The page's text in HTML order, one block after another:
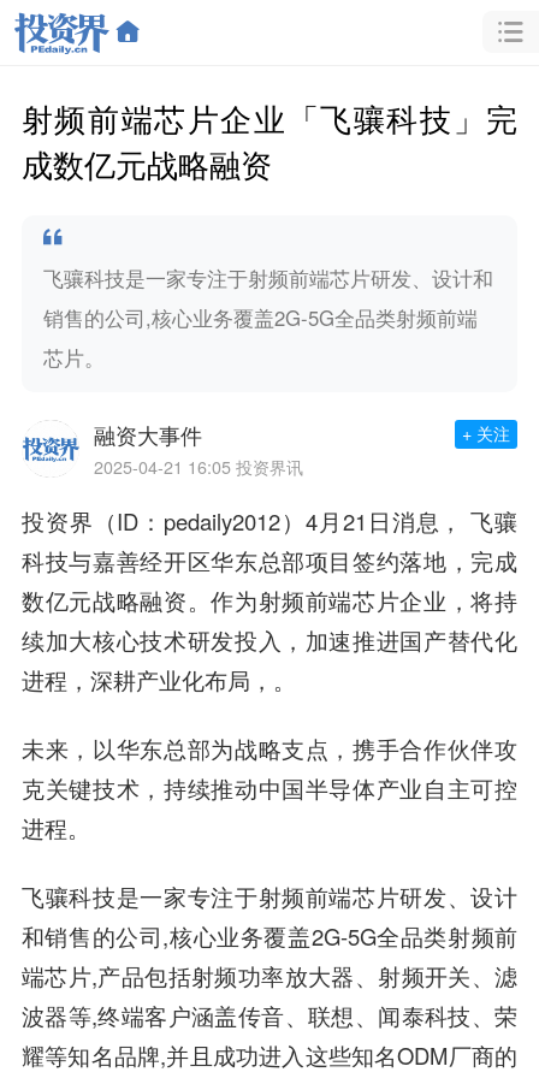
射频前端芯片企业「飞骧科技」完
成数亿元战略融资
飞骧科技是一家专注于射频前端芯片研发、设计和
销售的公司,核心业务覆盖2G-5G全品类射频前端
芯片。
融资大事件
2025-04-21 16:05 投资界讯
+ 关注
投资界（ID：pedaily2012）4月21日消息， 飞骧
科技与嘉善经开区华东总部项目签约落地，完成
数亿元战略融资。作为射频前端芯片企业，将持
续加大核心技术研发投入，加速推进国产替代化
进程，深耕产业化布局，。
未来，以华东总部为战略支点，携手合作伙伴攻
克关键技术，持续推动中国半导体产业自主可控
进程。
飞骧科技是一家专注于射频前端芯片研发、设计
和销售的公司,核心业务覆盖2G-5G全品类射频前
端芯片,产品包括射频功率放大器、射频开关、滤
波器等,终端客户涵盖传音、联想、闻泰科技、荣
耀等知名品牌,并且成功进入这些知名ODM厂商的